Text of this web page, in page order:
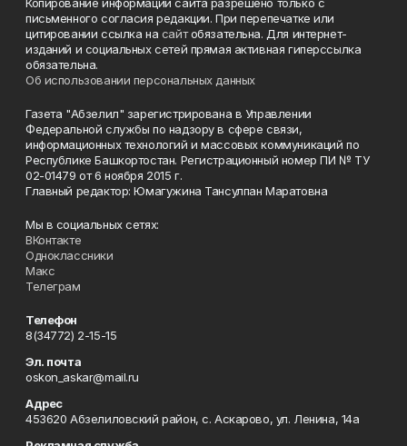
письменного согласия редакции. При перепечатке или
цитировании ссылка на сайтобязательна. Для интернет-
изданий и социальных сетей прямая активная гиперссылка
обязательна.
Об использовании персональных данных
Газета "Абзелил" зарегистрирована в Управлении
Федеральной службы по надзору в сфере связи,
информационных технологий и массовых коммуникаций по
Республике Башкортостан. Регистрационный номер ПИ № ТУ
02-01479 от 6 ноября 2015 г.
Главный редактор: Юмагужина Тансулпан Маратовна
Мы в социальных сетях:
ВКонтакте
Одноклассники
Макс
Телеграм
Телефон
8(34772) 2-15-15
Эл. почта
oskon_askar@mail.ru
Адрес
453620 Абзелиловский район, с. Аскарово, ул. Ленина, 14а